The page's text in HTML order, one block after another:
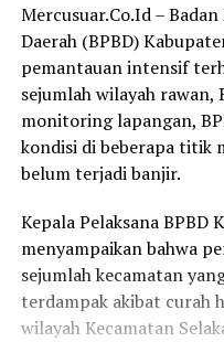
Mercusuar.Co.Id –
Daerah (BPBD)
pemantauan intensif
sejumlah wilayah rawan,
monitoring lapangan,
kondisi di beberapa titik
belum terjadi banjir.
Kepala Pelaksana BPBD
menyampaikan bahwa
sejumlah kecamatan
terdampak akibat curah
wilayah Kecamatan